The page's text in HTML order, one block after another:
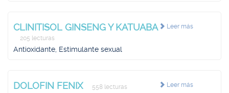
Leer más
CLINITISOL GINSENG Y KATUABA
205 lecturas
Antioxidante, Estimulante sexual
Leer más
DOLOFIN FENIX 558 lecturas